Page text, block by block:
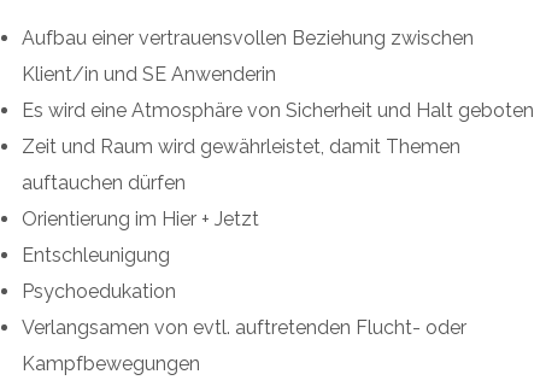
Aufbau einer vertrauensvollen Beziehung zwischen
Klient/in und SE Anwenderin
Es wird eine Atmosphäre von Sicherheit und Halt geboten
Zeit und Raum wird gewährleistet, damit Themen
auftauchen dürfen
Orientierung im Hier + Jetzt
Entschleunigung
Psychoedukation
Verlangsamen von evtl. auftretenden Flucht- oder
Kampfbewegungen